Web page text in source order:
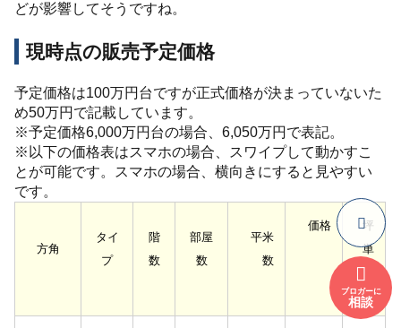
どが影響してそうですね。
現時点の販売予定価格
予定価格は100万円台ですが正式価格が決まっていないた
め50万円で記載しています。
※予定価格6,000万円台の場合、6,050万円で表記。
※以下の価格表はスマホの場合、スワイプして動かすこ
とが可能です。スマホの場合、横向きにすると見やすい
です。
方角
タイ
プ
階
数
部屋
数
平米
数
価格
坪
単
価
ブロガーに
相談